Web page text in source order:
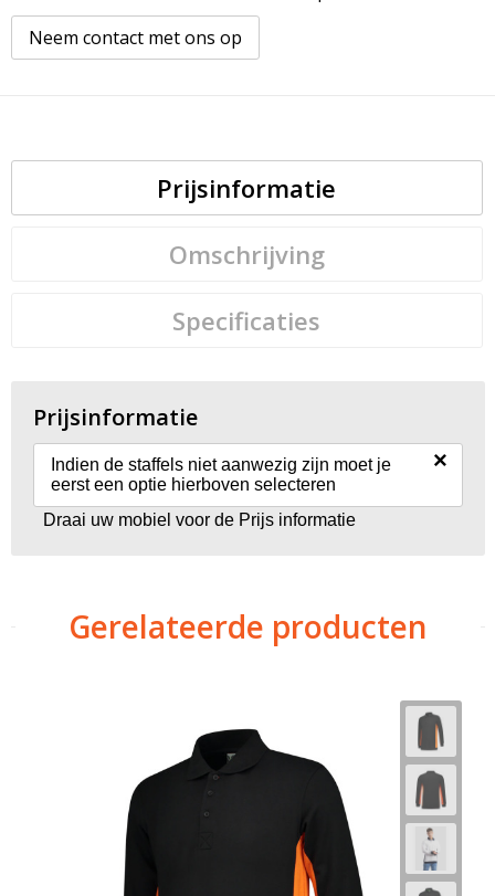
Neem contact met ons op
Prijsinformatie
Omschrijving
Specificaties
Prijsinformatie
Indien de staffels niet aanwezig zijn moet je
eerst een optie hierboven selecteren
×
Draai uw mobiel voor de Prijs informatie
Gerelateerde producten